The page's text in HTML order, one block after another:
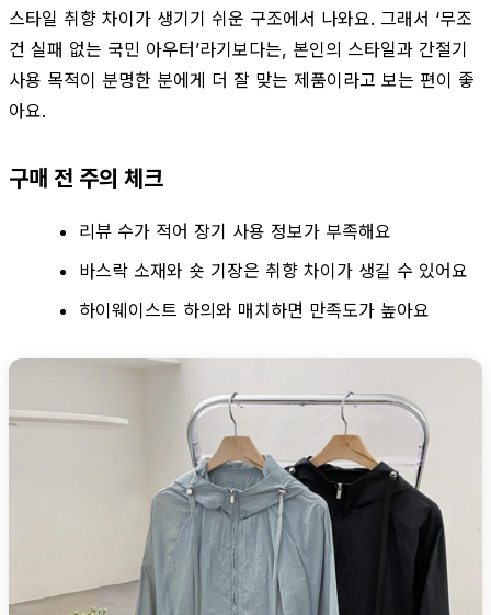
스타일 취향 차이가 생기기 쉬운 구조에서 나와요. 그래서 ‘무조
건 실패 없는 국민 아우터’라기보다는, 본인의 스타일과 간절기
사용 목적이 분명한 분에게 더 잘 맞는 제품이라고 보는 편이 좋
아요.
구매 전 주의 체크
리뷰 수가 적어 장기 사용 정보가 부족해요
바스락 소재와 숏 기장은 취향 차이가 생길 수 있어요
하이웨이스트 하의와 매치하면 만족도가 높아요